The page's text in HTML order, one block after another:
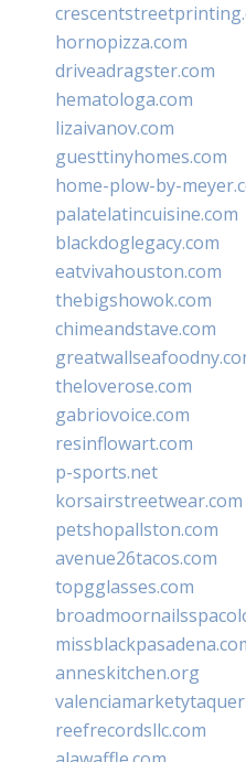
hornopizza.com
driveadragster.com
hematologa.com
lizaivanov.com
guesttinyhomes.com
home-plow-by-
palatelatincuisine.com
blackdoglegacy.com
eatvivahouston.com
thebigshowok.com
chimeandstave.com
theloverose.com
gabriovoice.com
resinflowart.com
p-sports.net
korsairstreetwear.com
petshopallston.com
avenue26tacos.com
topgglasses.com
anneskitchen.org
reefrecordsllc.com